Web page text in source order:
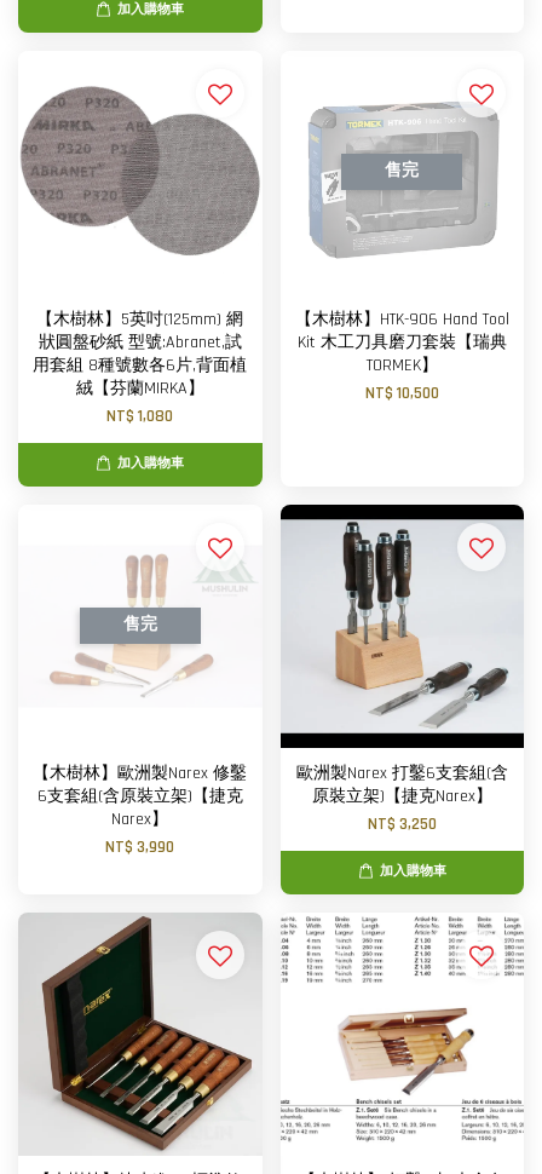
加入購物車
【木樹林】5英吋(125mm) 網
狀圓盤砂紙 型號:Abranet,試
用套組 8種號數各6片,背面植
絨【芬蘭MIRKA】
NT$ 1,080
加入購物車
售完
【木樹林】HTK-906 Hand Tool
Kit 木工刀具磨刀套裝【瑞典
TORMEK】
NT$ 10,500
售完
【木樹林】歐洲製Narex 修鑿
6支套組(含原裝立架)【捷克
Narex】
NT$ 3,990
歐洲製Narex 打鑿6支套組(含
原裝立架)【捷克Narex】
NT$ 3,250
加入購物車